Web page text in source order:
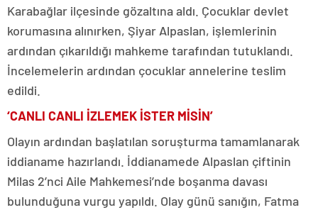
Karabağlar ilçesinde gözaltına aldı. Çocuklar devlet
korumasına alınırken, Şiyar Alpaslan, işlemlerinin
ardından çıkarıldığı mahkeme tarafından tutuklandı.
İncelemelerin ardından çocuklar annelerine teslim
edildi.
‘CANLI CANLI İZLEMEK İSTER MİSİN’
Olayın ardından başlatılan soruşturma tamamlanarak
iddianame hazırlandı. İddianamede Alpaslan çiftinin
Milas 2’nci Aile Mahkemesi’nde boşanma davası
bulunduğuna vurgu yapıldı. Olay günü sanığın, Fatma